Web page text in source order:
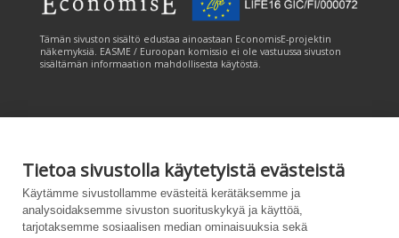
Tietoa sivustolla käytetyistä evästeistä
Käytämme sivustollamme evästeitä kerätäksemme ja
analysoidaksemme sivuston suorituskykyä ja käyttöä,
tarjotaksemme sosiaalisen median ominaisuuksia sekä
Tämän sivuston sisältö edustaa ainoastaan EconomisE-projektin
näkemyksiä. EASME / Euroopan komissio ei ole vastuussa sivuston
sisältämän informaation mahdollisesta käytöstä.
Tämän sivuston tuottamiseen on saatu rahoitusta Euroopan unionin
LIFE-ohjelmasta. Tämän sivuston sisältö edustaa ainoastaan
CANEMURE-hankkeen näkemyksiä ja EASME/EU:n komissio ei ole
vastuussa sivuston sisältämän informaation mahdollisesta käytöstä.